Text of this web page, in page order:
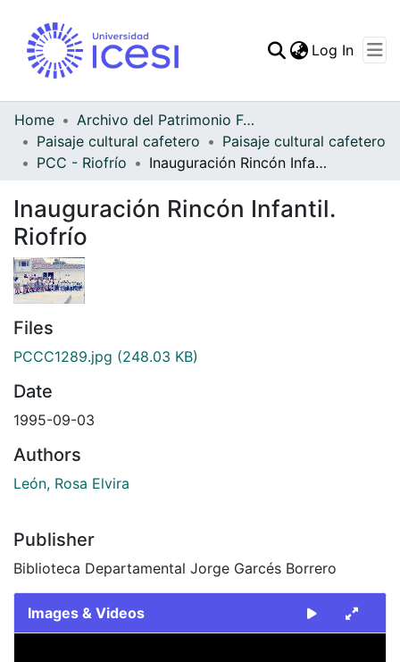
Statistics
Log In
Home
Archivo del Patrimonio Fotográfico y Fílmico del Valle del Cauca
Paisaje cultural cafetero
Paisaje cultural cafetero
PCC - Riofrío
Inauguración Rincón Infantil. Riofrío
Inauguración Rincón Infantil.
Riofrío
Files
PCCC1289.jpg (248.03 KB)
Date
1995-09-03
Authors
León, Rosa Elvira
Publisher
Biblioteca Departamental Jorge Garcés Borrero
Images & Videos